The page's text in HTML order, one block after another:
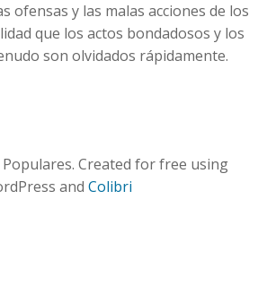
ofensas y las malas acciones de los
que los actos bondadosos y los
son olvidados rápidamente.
Created for free using
and Colibri